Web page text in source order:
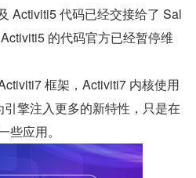
Activiti5 代码已经交接给了 Sal
的代码官方已经暂停维
框架，Activiti7 内核使用
擎注入更多的新特性，只是在
应用。